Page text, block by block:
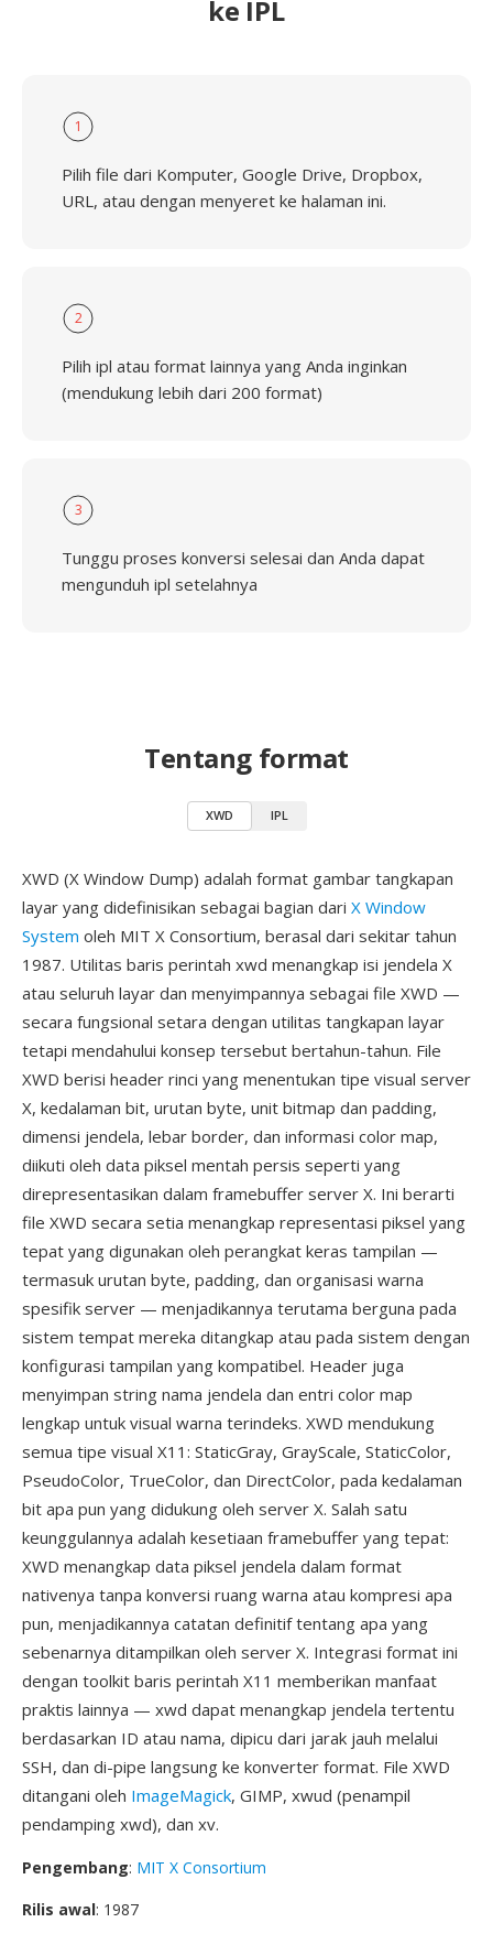
ke IPL
1
Pilih file dari Komputer, Google Drive, Dropbox,
URL, atau dengan menyeret ke halaman ini.
2
Pilih ipl atau format lainnya yang Anda inginkan
(mendukung lebih dari 200 format)
3
Tunggu proses konversi selesai dan Anda dapat
mengunduh ipl setelahnya
Tentang format
XWD IPL
XWD (X Window Dump) adalah format gambar tangkapan
layar yang didefinisikan sebagai bagian dari X Window
System oleh MIT X Consortium, berasal dari sekitar tahun
1987. Utilitas baris perintah xwd menangkap isi jendela X
atau seluruh layar dan menyimpannya sebagai file XWD —
secara fungsional setara dengan utilitas tangkapan layar
tetapi mendahului konsep tersebut bertahun-tahun. File
XWD berisi header rinci yang menentukan tipe visual server
X, kedalaman bit, urutan byte, unit bitmap dan padding,
dimensi jendela, lebar border, dan informasi color map,
diikuti oleh data piksel mentah persis seperti yang
direpresentasikan dalam framebuffer server X. Ini berarti
file XWD secara setia menangkap representasi piksel yang
tepat yang digunakan oleh perangkat keras tampilan —
termasuk urutan byte, padding, dan organisasi warna
spesifik server — menjadikannya terutama berguna pada
sistem tempat mereka ditangkap atau pada sistem dengan
konfigurasi tampilan yang kompatibel. Header juga
menyimpan string nama jendela dan entri color map
lengkap untuk visual warna terindeks. XWD mendukung
semua tipe visual X11: StaticGray, GrayScale, StaticColor,
PseudoColor, TrueColor, dan DirectColor, pada kedalaman
bit apa pun yang didukung oleh server X. Salah satu
keunggulannya adalah kesetiaan framebuffer yang tepat:
XWD menangkap data piksel jendela dalam format
nativenya tanpa konversi ruang warna atau kompresi apa
pun, menjadikannya catatan definitif tentang apa yang
sebenarnya ditampilkan oleh server X. Integrasi format ini
dengan toolkit baris perintah X11 memberikan manfaat
praktis lainnya — xwd dapat menangkap jendela tertentu
berdasarkan ID atau nama, dipicu dari jarak jauh melalui
SSH, dan di-pipe langsung ke konverter format. File XWD
ditangani oleh ImageMagick, GIMP, xwud (penampil
pendamping xwd), dan xv.
Pengembang: MIT X Consortium
Rilis awal: 1987